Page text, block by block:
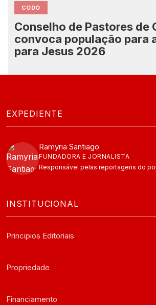
CODÓ
Conselho de Pastores de
convoca população para
para Jesus 2026
EXPEDIENTE
Ramyria Santiago
FUNDADORA E JORNALISTA
Responsável pelas reportagens do
INSTITUCIONAL
Principios Editoriais
Propriedade
Financiamento